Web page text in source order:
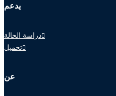
يدعم
دراسة الحالة
تحميل
عن